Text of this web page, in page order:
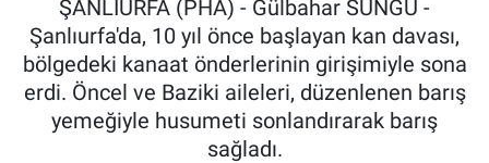
ŞANLIURFA (PHA) - Gülbahar SÜNGÜ -
Şanlıurfa'da, 10 yıl önce başlayan kan davası,
bölgedeki kanaat önderlerinin girişimiyle sona
erdi. Öncel ve Baziki aileleri, düzenlenen barış
yemeğiyle husumeti sonlandırarak barış
sağladı.
Bölge Haberleri
Gündem
Asayiş
Süper Lig Puan Durumu ve Fikstür
Tüm Manşetler
Son Dakika Haberleri